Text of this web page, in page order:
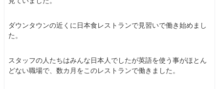
ダウンタウンの近くに日本食レストランで見習いで働き始めまし
た。
スタッフの人たちはみんな日本人でしたが英語を使う事がほとん
どない職場で、数カ月をこのレストランで働きました。